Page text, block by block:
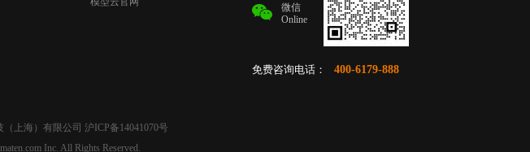
微信
Online
免费咨询电话： 400-6179-888
（上海）有限公司 沪ICP备14041070号
Inc. All Rights Reserved.